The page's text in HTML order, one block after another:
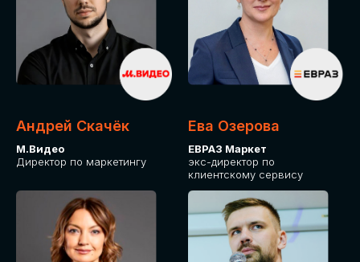
Андрей Скачёк
М.Видео
Директор по маркетингу
Ева Озерова
ЕВРАЗ Маркет
экс-директор по
клиентскому сервису